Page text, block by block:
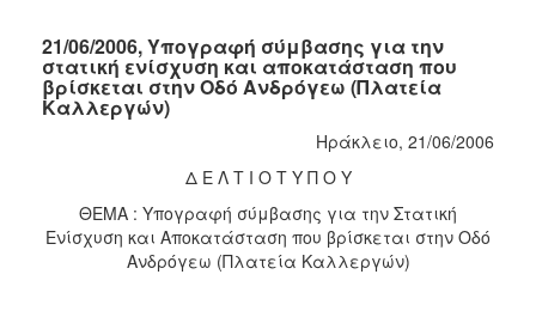
2022
2021
2020
2017
2016
21/06/2006, Υπογραφή σύμβασης για την
στατική ενίσχυση και αποκατάσταση που
βρίσκεται στην Οδό Ανδρόγεω (Πλατεία
Καλλεργών)
Ηράκλειο, 21/06/2006
Δ Ε Λ Τ Ι Ο Τ Υ Π Ο Υ
ΘΕΜΑ : Υπογραφή σύμβασης για την Στατική
Ενίσχυση και Αποκατάσταση που βρίσκεται στην Οδό
Ανδρόγεω (Πλατεία Καλλεργών)